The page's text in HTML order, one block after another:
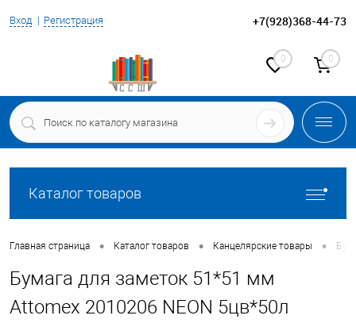
Вход Регистрация +7(928)368-44-73
0 0
Каталог товаров
Главная страница • Каталог товаров • Канцелярские товары •
Бумага для заметок 51*51 мм
Attomex 2010206 NEON 5цв*50л